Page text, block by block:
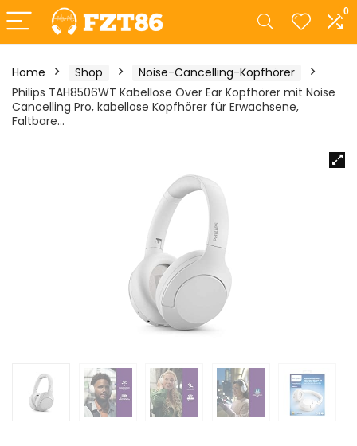
0
Home Shop
Noise-Cancelling-Kopfhörer
Philips TAH8506WT Kabellose Over Ear Kopfhörer mit Noise
Cancelling Pro, kabellose Kopfhörer für Erwachsene,
Faltbare…